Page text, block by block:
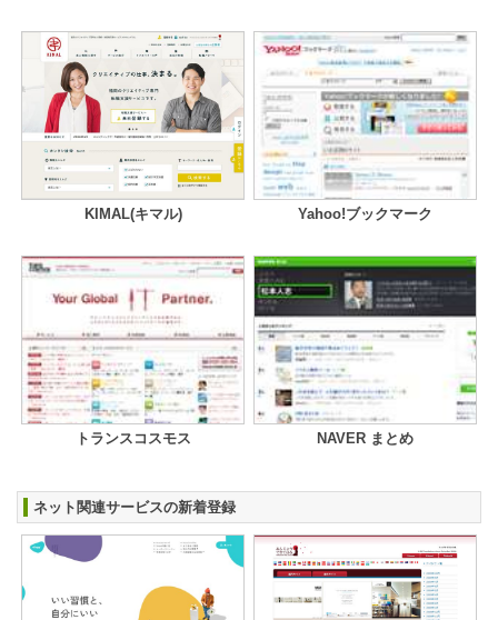
KIMAL(キマル) Yahoo!ブックマーク
トランスコスモス NAVER まとめ
ネット関連サービスの新着登録